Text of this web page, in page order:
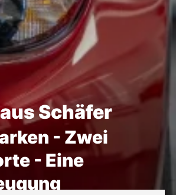
Schäfer
- Zwei
- Eine